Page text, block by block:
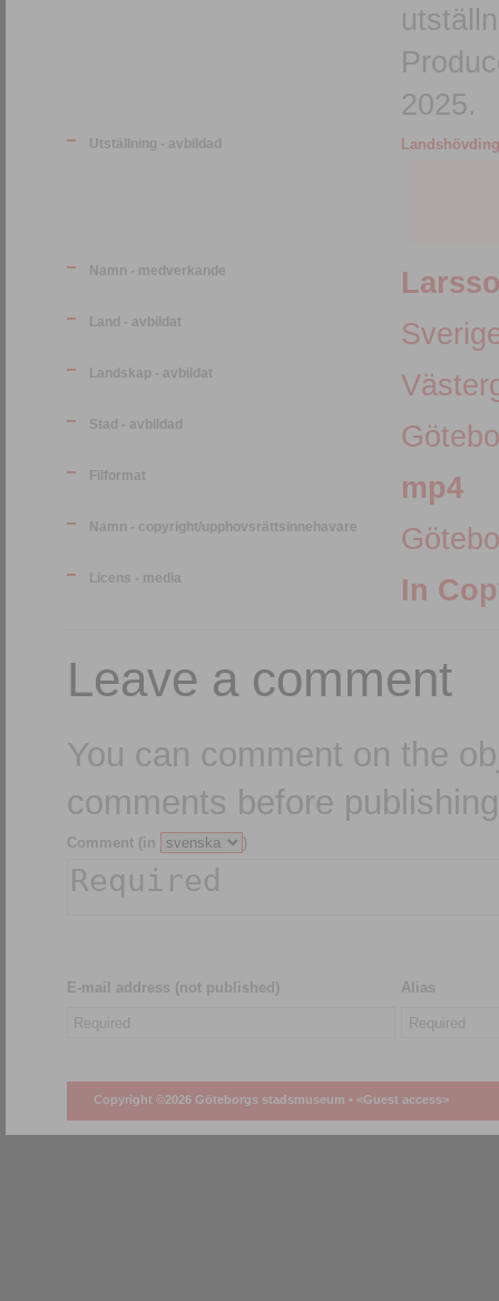
2025.
Utställning - avbildad
Namn - medverkande
Land - avbildat
Landskap - avbildat
Stad - avbildad
Filformat mp4
Namn - copyright/upphovsrättsinnehavare
Licens - media In
Leave a comment
You can comment on the
comments before
Comment (in )
E-mail address (not published) Alias
Copyright ©2026 Göteborgs stadsmuseum • <Guest access>